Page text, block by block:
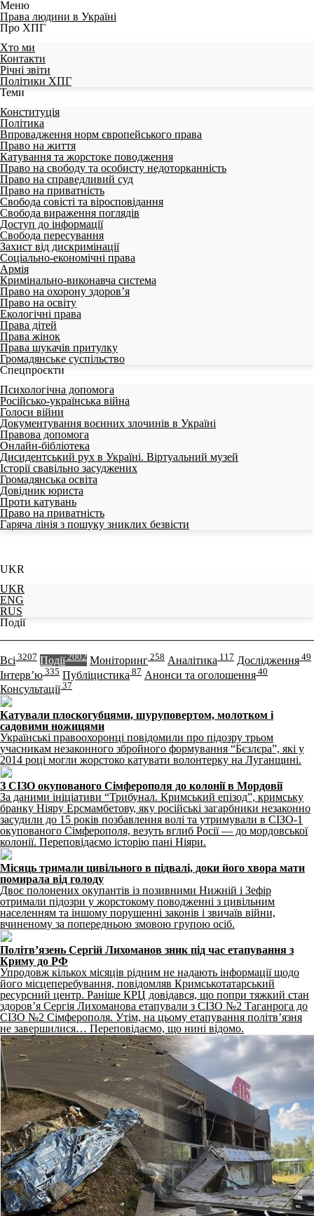
Меню
Права людини в Україні
Про ХПГ
Хто ми
Контакти
Річні звіти
Політики ХПГ
Теми
Конституція
Політика
Впровадження норм європейського права
Право на життя
Катування та жорстоке поводження
Право на свободу та особисту недоторканність
Право на справедливий суд
Право на приватність
Свобода совісті та віросповідання
Свобода вираження поглядів
Доступ до інформації
Свобода пересування
Захист від дискримінації
Соціально-економічні права
Армія
Кримінально-виконавча система
Право на охорону здоров’я
Право на освіту
Екологічні права
Права дітей
Права жінок
Права шукачів притулку
Громадянське суспільство
Спецпроєкти
Психологічна допомога
Російсько-українська війна
Голоси війни
Документування воєнних злочинів в Україні
Правова допомога
Онлайн-бібліотека
Дисидентський рух в Україні. Віртуальний музей
Історії свавільно засуджених
Громадянська освіта
Довідник юриста
Проти катувань
Право на приватність
Гаряча лінія з пошуку зниклих безвісти
UKR
UKR
ENG
RUS
Події
Всі 3207 Події2002 Моніторинг 258 Аналітика 117 Дослідження 49
Інтерв’ю 335 Публіцистика 87 Анонси та оголошення 40
Консультації37
Катували плоскогубцями, шуруповертом, молотком і
садовими ножицями
Українські правоохоронці повідомили про підозру трьом
учасникам незаконного збройного формування “Бєзлєра”, які у
2014 році могли жорстоко катувати волонтерку на Луганщині.
З СІЗО окупованого Сімферополя до колонії в Мордовії
За даними ініціативи “Трибунал. Кримський епізод”, кримську
бранку Ніяру Ерсмамбетову, яку російські загарбники незаконно
засудили до 15 років позбавлення волі та утримували в СІЗО-1
окупованого Сімферополя, везуть вглиб Росії — до мордовської
колонії. Переповідаємо історію пані Ніяри.
Місяць тримали цивільного в підвалі, доки його хвора мати
помирала від голоду
Двоє полонених окупантів із позивними Нижній і Зефір
отримали підозри у жорстокому поводженні з цивільним
населенням та іншому порушенні законів і звичаїв війни,
вчиненому за попередньою змовою групою осіб.
Політвʼязень Сергій Лихоманов зник під час етапування з
Криму до РФ
Упродовж кількох місяців рідним не надають інформації щодо
його місцеперебування, повідомляв Кримськотатарський
ресурсний центр. Раніше КРЦ довідався, що попри тяжкий стан
здоров’я Сергія Лихоманова етапували з СІЗО №2 Таганрога до
СІЗО №2 Сімферополя. Утім, на цьому етапування політвʼязня
не завершилися… Переповідаємо, що нині відомо.